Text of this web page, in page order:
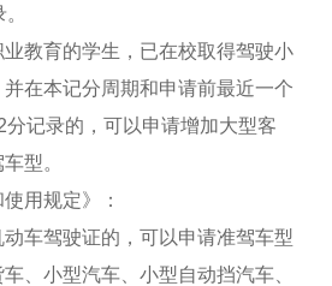
教育的学生，已在校取得驾驶小
在本记分周期和申请前最近一个
记录的，可以申请增加大型客
型。
用规定》：
车驾驶证的，可以申请准驾车型
、小型汽车、小型自动挡汽车、